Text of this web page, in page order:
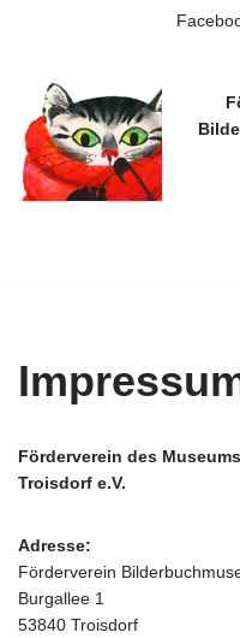
Inhalt
springen
Förderverein des
Troisdorf e.V.
Adresse:
Förderverein
Burgallee 1
53840 Troisdorf